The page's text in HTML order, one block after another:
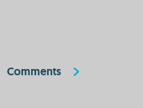
Comments